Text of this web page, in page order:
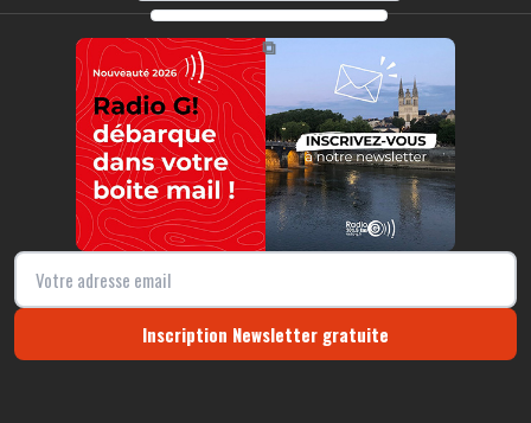
https://radio-g.fr?5734
⧉
Inscription Newsletter gratuite